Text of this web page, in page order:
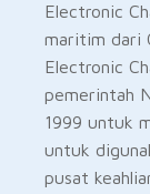
Electronic
maritim dari
Electronic
pemerintah
1999 untuk
untuk
pusat